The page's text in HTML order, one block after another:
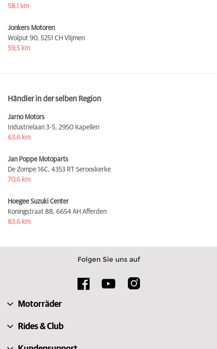
58,1 km
Jonkers Motoren
Wolput 90, 5251 CH Vlijmen
59,5 km
Händler in der selben Region
Jarno Motors
Industrielaan 3-5, 2950 Kapellen
63,6 km
Jan Poppe Motoparts
De Zompe 16C, 4353 RT Serooskerke
70,6 km
Hoegee Suzuki Center
Koningstraat 88, 6654 AH Afferden
83,6 km
Folgen Sie uns auf
Motorräder
Rides & Club